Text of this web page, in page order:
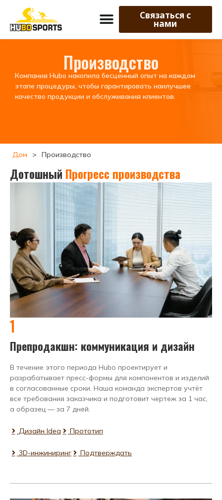
Связаться с
нами
Производство
Компания Hubo накопила бесценный опыт на каждом
этапе процедуры, чтобы гарантировать наилучшее
качество продукции и обслуживания клиентов.
Дом > Производство
Дотошный Прогресс производства
1
Препродакшн: коммуникация и дизайн
В течение этого периода Hubo проектирует и
разрабатывает пресс-формы для компонентов и изделий
в согласованные сроки. Наша команда экспертов учтёт
все требования заказчика и подготовит чертеж за 1 час,
а образец — за 7 дней.
Дизайн ldea Прототип
3D-инжиниринг Подтверждать